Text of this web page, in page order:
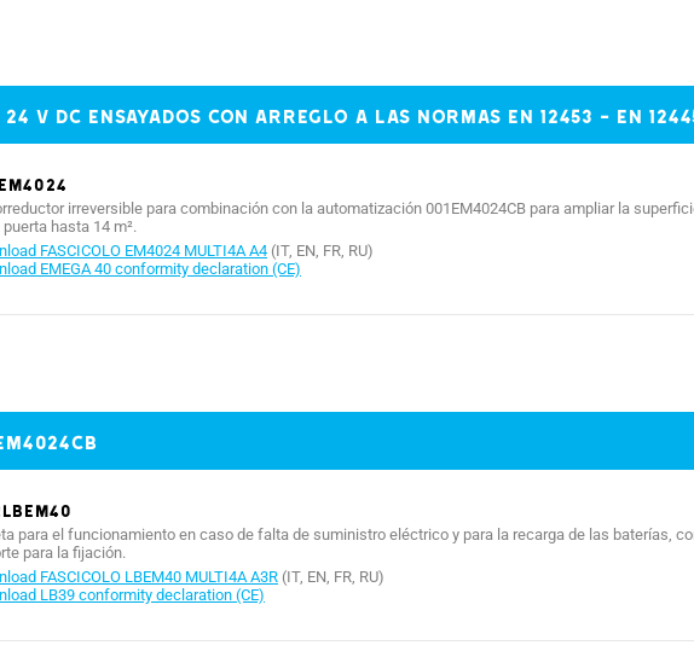
V DC ensayados con arreglo a las normas EN 12453 - EN
irreversible para combinación con la automatización 001EM4024CB para ampliar la
puerta hasta 14 m².
FASCICOLO EM4024 MULTI4A A4 (IT, EN, FR, RU)
EMEGA 40 conformity declaration (CE)
para el funcionamiento en caso de falta de suministro eléctrico y para la recarga de las baterías,
para la fijación.
FASCICOLO LBEM40 MULTI4A A3R (IT, EN, FR, RU)
LB39 conformity declaration (CE)